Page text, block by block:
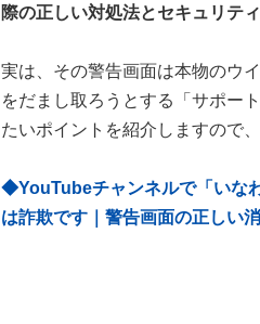
際の正しい対処法とセキュリテ
実は、その警告画面は本物のウ
をだまし取ろうとする「サポー
たいポイントを紹介しますので
◆YouTubeチャンネルで「いな
は詐欺です｜警告画面の正しい